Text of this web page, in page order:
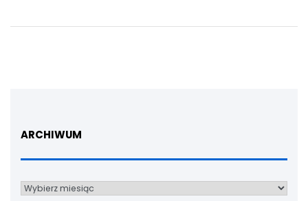
ARCHIWUM
Archiwum